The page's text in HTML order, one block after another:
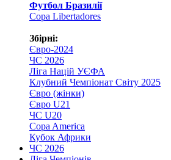
Футбол Бразилії
Copa Libertadores
Збірні:
Євро-2024
ЧС 2026
Ліга Націй УЄФА
Клубний Чемпіонат Світу 2025
Євро (жінки)
Євро U21
ЧС U20
Copa America
Кубок Африки
ЧС 2026